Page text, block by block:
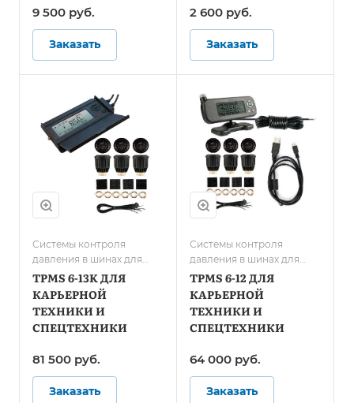
9 500 руб.
Заказать
2 600 руб.
Заказать
Системы контроля
давления в шинах для
карьерной техники и
спецтранспорта
TPMS 6-13K ДЛЯ
КАРЬЕРНОЙ
ТЕХНИКИ И
СПЕЦТЕХНИКИ
81 500 руб.
Заказать
Системы контроля
давления в шинах для
карьерной техники и
спецтранспорта
TPMS 6-12 ДЛЯ
КАРЬЕРНОЙ
ТЕХНИКИ И
СПЕЦТЕХНИКИ
64 000 руб.
Заказать